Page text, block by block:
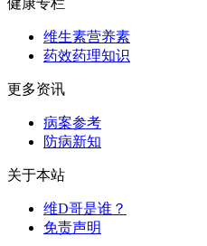
健康专栏
维生素营养素
药效药理知识
更多资讯
病案参考
防病新知
关于本站
维D哥是谁？
免责声明